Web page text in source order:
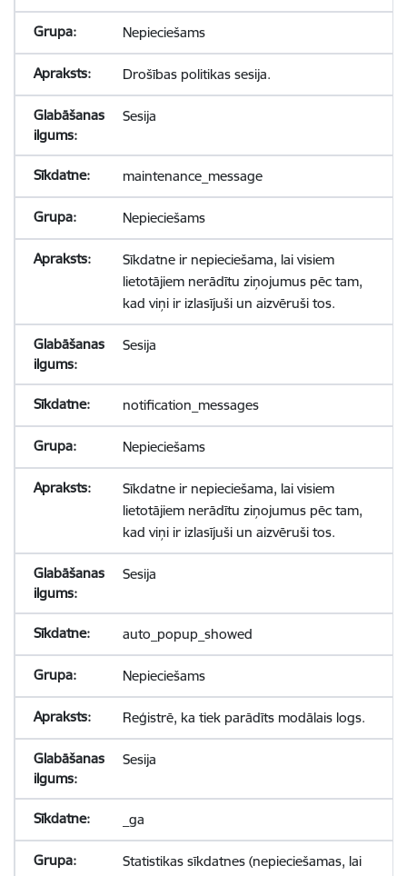
Nepieciešams
Drošības politikas sesija.
Sesija
maintenance_message
Nepieciešams
Sīkdatne ir nepieciešama, lai visiem
lietotājiem nerādītu ziņojumus pēc tam,
kad viņi ir izlasījuši un aizvēruši tos.
Sesija
notification_messages
Nepieciešams
Sīkdatne ir nepieciešama, lai visiem
lietotājiem nerādītu ziņojumus pēc tam,
kad viņi ir izlasījuši un aizvēruši tos.
Sesija
auto_popup_showed
Nepieciešams
Reģistrē, ka tiek parādīts modālais logs.
Sesija
_ga
Statistikas sīkdatnes (nepieciešamas, lai